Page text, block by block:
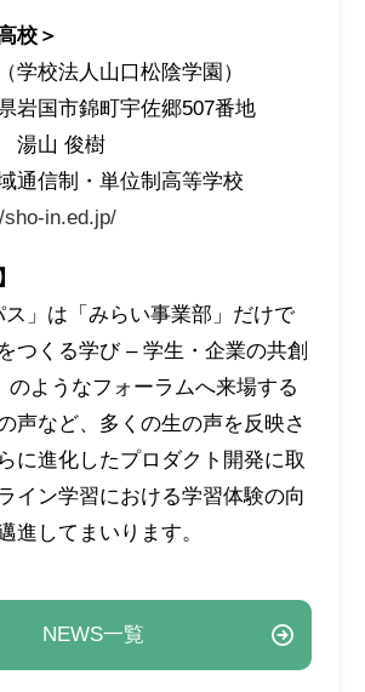
校＞
学校法人山口松陰学園）
岩国市錦町宇佐郷507番地
湯山 俊樹
通信制・単位制高等学校
sho-in.ed.jp/
ス」は「みらい事業部」だけで
つくる学び – 学生・企業の共創
のようなフォーラムへ来場する
声など、多くの生の声を反映さ
に進化したプロダクト開発に取
イン学習における学習体験の向
進してまいります。
NEWS一覧